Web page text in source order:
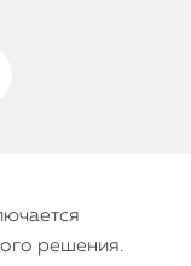
решения.